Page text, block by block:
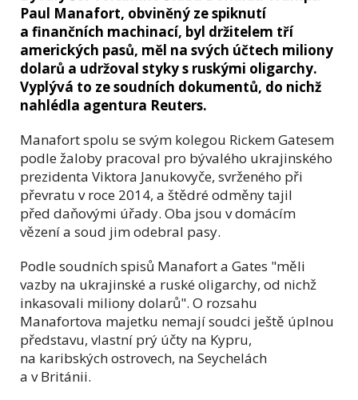
Paul Manafort, obviněný ze spiknutí
a finančních machinací, byl držitelem tří
amerických pasů, měl na svých účtech miliony
dolarů a udržoval styky s ruskými oligarchy.
Vyplývá to ze soudních dokumentů, do nichž
nahlédla agentura Reuters.
Manafort spolu se svým kolegou Rickem Gatesem
podle žaloby pracoval pro bývalého ukrajinského
prezidenta Viktora Janukovyče, svrženého při
převratu v roce 2014, a štědré odměny tajil
před daňovými úřady. Oba jsou v domácím
vězení a soud jim odebral pasy.
Podle soudních spisů Manafort a Gates "měli
vazby na ukrajinské a ruské oligarchy, od nichž
inkasovali miliony dolarů". O rozsahu
Manafortova majetku nemají soudci ještě úplnou
představu, vlastní prý účty na Kypru,
na karibských ostrovech, na Seychelách
a v Británii.